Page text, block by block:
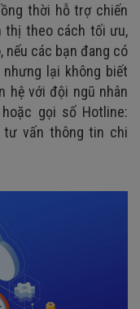
thời hỗ trợ chiến
thị theo cách tối ưu,
các bạn đang có
lại không biết
hệ với đội ngũ nhân
gọi số Hotline:
tư vấn thông tin chi